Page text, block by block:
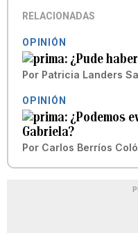
RELACIONADAS
OPINIÓN
¿Pude
Por Patricia Landers
OPINIÓN
¿Podemos
Gabriela?
Por Carlos Berríos